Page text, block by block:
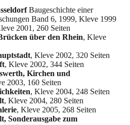
Baugeschichte einer
Band 6, 1999, Kleve 1999
2001, 260 Seiten
über den Rhein, Kleve
, Kleve 2002, 320 Seiten
, Kleve 2002, 344 Seiten
Kirchen und
2003, 160 Seiten
, Kleve 2004, 248 Seiten
, Kleve 2004, 280 Seiten
, Kleve 2005, 268 Seiten
Sonderausgabe zum